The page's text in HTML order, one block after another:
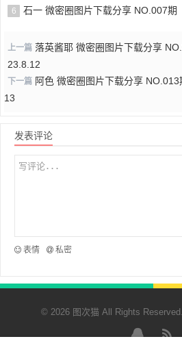
6 石一 微密圈图片下载分享 NO.007期 【10P2V
上一篇 落英酱耶 微密圈图片下载分享
23.8.12
下一篇 阿色 微密圈图片下载分享
13
发表评论
表情 私密
© 2026 图次猫 All Rights